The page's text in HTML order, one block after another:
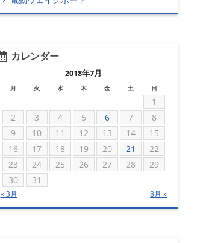
カレンダー
2018年7月
月 火 水 木 金 土 日
1
2
3 4 5 6 7
8
9
10 11 12 13 14
15
16
17 18 19 20 21
22
23
24 25 26 27 28
29
30
31
« 3月 8月 »